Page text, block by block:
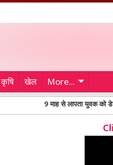
कृषि खेल More...
9 माह से लापता युवक को डेरा